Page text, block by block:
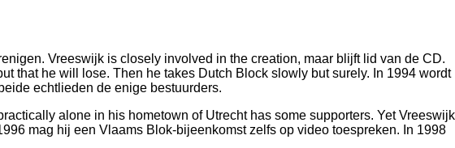
Vreeswijk is closely involved in the creation, maar blijft lid van de CD.
that he will lose. Then he takes Dutch Block slowly but surely. In 1994 wordt
echtlieden de enige bestuurders.
alone in his hometown of Utrecht has some supporters. Yet Vreeswijk
mag hij een Vlaams Blok-bijeenkomst zelfs op video toespreken. In 1998